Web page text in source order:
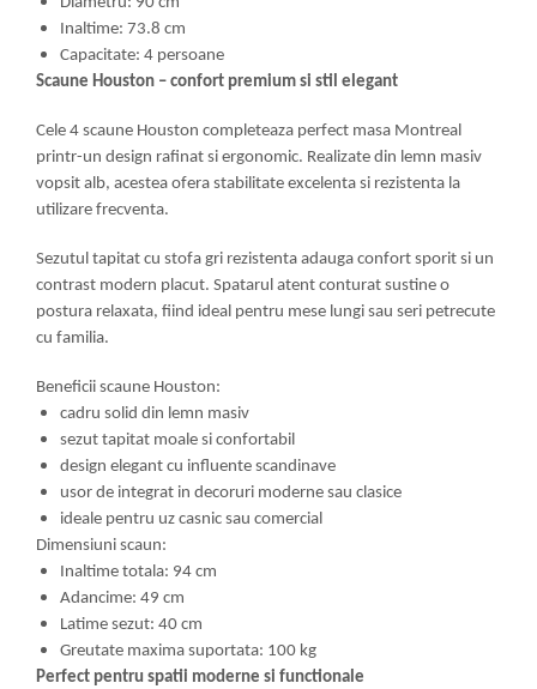
Inaltime: 73.8 cm
Capacitate: 4 persoane
Scaune Houston – confort premium si stil elegant
Cele 4 scaune Houston completeaza perfect masa Montreal
printr-un design rafinat si ergonomic. Realizate din lemn masiv
vopsit alb, acestea ofera stabilitate excelenta si rezistenta la
utilizare frecventa.
Sezutul tapitat cu stofa gri rezistenta adauga confort sporit si un
contrast modern placut. Spatarul atent conturat sustine o
postura relaxata, fiind ideal pentru mese lungi sau seri petrecute
cu familia.
Beneficii scaune Houston:
cadru solid din lemn masiv
sezut tapitat moale si confortabil
design elegant cu influente scandinave
usor de integrat in decoruri moderne sau clasice
ideale pentru uz casnic sau comercial
Dimensiuni scaun:
Inaltime totala: 94 cm
Adancime: 49 cm
Latime sezut: 40 cm
Greutate maxima suportata: 100 kg
Perfect pentru spatii moderne si functionale